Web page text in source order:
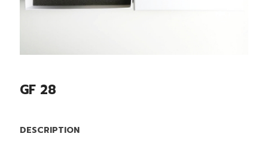
GF 28
DESCRIPTION